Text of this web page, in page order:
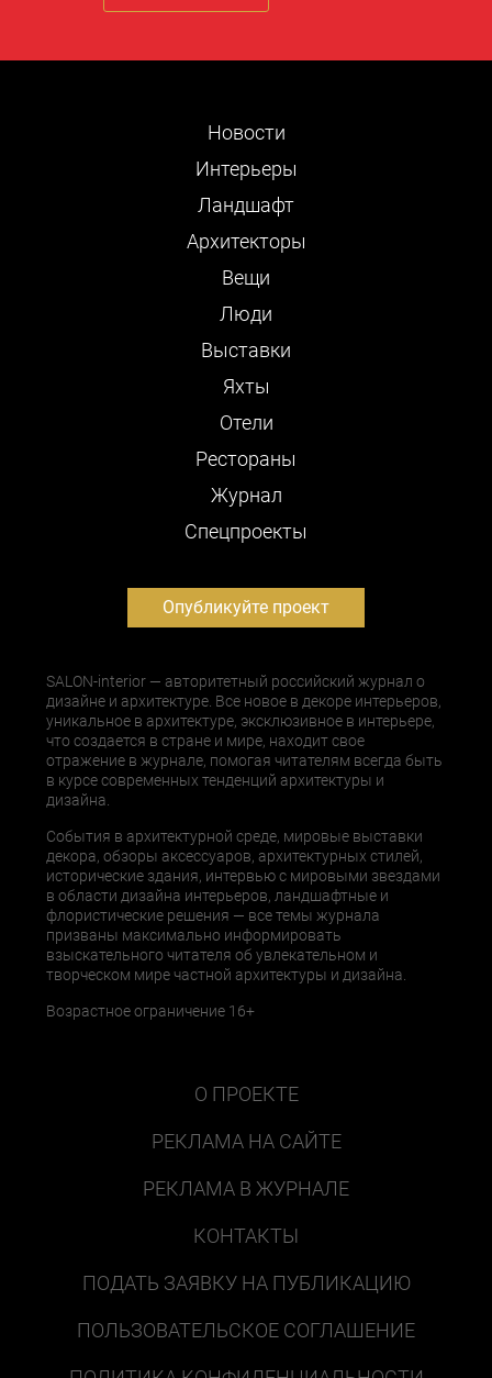
Новости
Интерьеры
Ландшафт
Архитекторы
Вещи
Люди
Выставки
Яхты
Отели
Рестораны
Журнал
Cпецпроекты
Опубликуйте проект
SALON-interior — авторитетный российский журнал о
дизайне и архитектуре. Все новое в декоре интерьеров,
уникальное в архитектуре, эксклюзивное в интерьере,
что создается в стране и мире, находит свое
отражение в журнале, помогая читателям всегда быть
в курсе современных тенденций архитектуры и
дизайна.
События в архитектурной среде, мировые выставки
декора, обзоры аксессуаров, архитектурных стилей,
исторические здания, интервью с мировыми звездами
в области дизайна интерьеров, ландшафтные и
флористические решения — все темы журнала
призваны максимально информировать
взыскательного читателя об увлекательном и
творческом мире частной архитектуры и дизайна.
Возрастное ограничение 16+
О ПРОЕКТЕ
РЕКЛАМА НА САЙТЕ
РЕКЛАМА В ЖУРНАЛЕ
КОНТАКТЫ
ПОДАТЬ ЗАЯВКУ НА ПУБЛИКАЦИЮ
ПОЛЬЗОВАТЕЛЬСКОЕ СОГЛАШЕНИЕ